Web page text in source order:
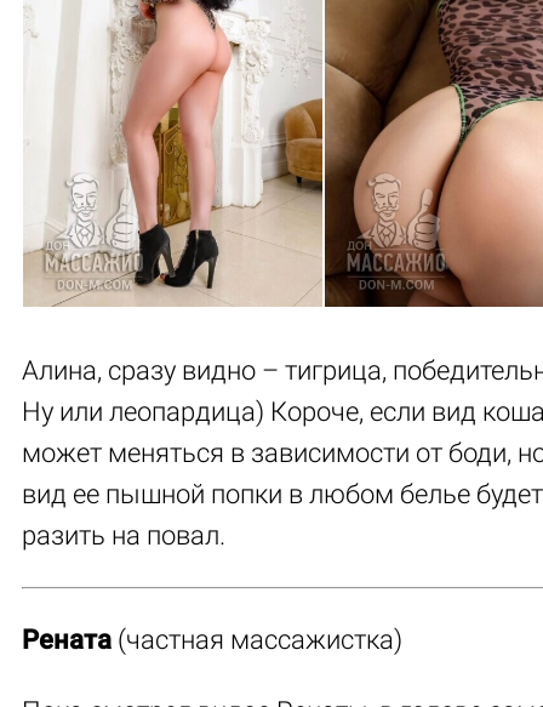
Алина, сразу видно – тигрица,
Ну или леопардица) Короче, если вид
может меняться в зависимости от боди,
вид ее пышной попки в любом белье будет
разить на повал.
Рената (частная массажистка)